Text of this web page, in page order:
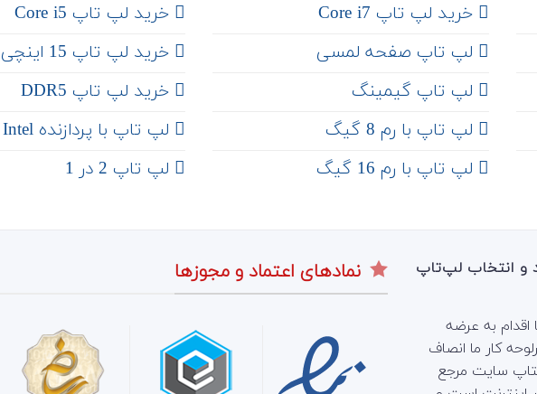
خرید لپ تاپ Core i7
لپ تاپ صفحه لمسی
لپ تاپ گیمینگ
لپ تاپ با رم 8 گیگ
لپ تاپ با رم 16 گیگ
خرید لپ تاپ Core i5
‌‌ خرید لپ تاپ 15 اینچی
خرید لپ تاپ DDR5
لپ تاپ با پردازنده Intel
لپ تاپ 2 در 1
و انتخاب لپ‌تاپ
اقدام به عرضه
کار ما انصاف
سایت مرجع
نمادهای اعتماد و مجوزها